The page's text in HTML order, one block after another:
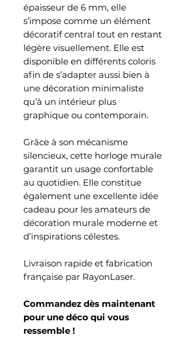
épaisseur de 6 mm, elle
s’impose comme un élément
décoratif central tout en restant
légère visuellement. Elle est
disponible en différents coloris
afin de s’adapter aussi bien à
une décoration minimaliste
qu’à un intérieur plus
graphique ou contemporain.
Grâce à son mécanisme
silencieux, cette horloge murale
garantit un usage confortable
au quotidien. Elle constitue
également une excellente idée
cadeau pour les amateurs de
décoration murale moderne et
d’inspirations célestes.
Livraison rapide et fabrication
française par RayonLaser.
Commandez dès maintenant
pour une déco qui vous
ressemble !